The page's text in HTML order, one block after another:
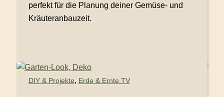
perfekt für die Planung deiner Gemüse- und
Kräuteranbauzeit.
DIY & Projekte, Erde & Ernte TV